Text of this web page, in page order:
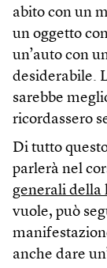
abito con un
un oggetto
un’auto con
desiderabile.
sarebbe
ricordassero
Di tutto
parlerà nel
generali della
vuole, può
anche dare